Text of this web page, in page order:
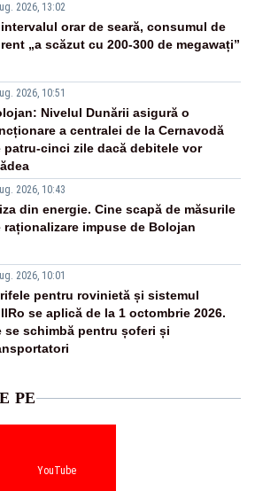
2026, 13:02
orar de seară, consumul de
„a scăzut cu 200-300 de megawați”
2026, 10:51
Nivelul Dunării asigură o
a centralei de la Cernavodă
patru-cinci zile dacă debitele vor
2026, 10:43
din energie. Cine scapă de măsurile
raționalizare impuse de Bolojan
2026, 10:01
pentru rovinietă și sistemul
se aplică de la 1 octombrie 2026.
se schimbă pentru șoferi și
PE
YouTube